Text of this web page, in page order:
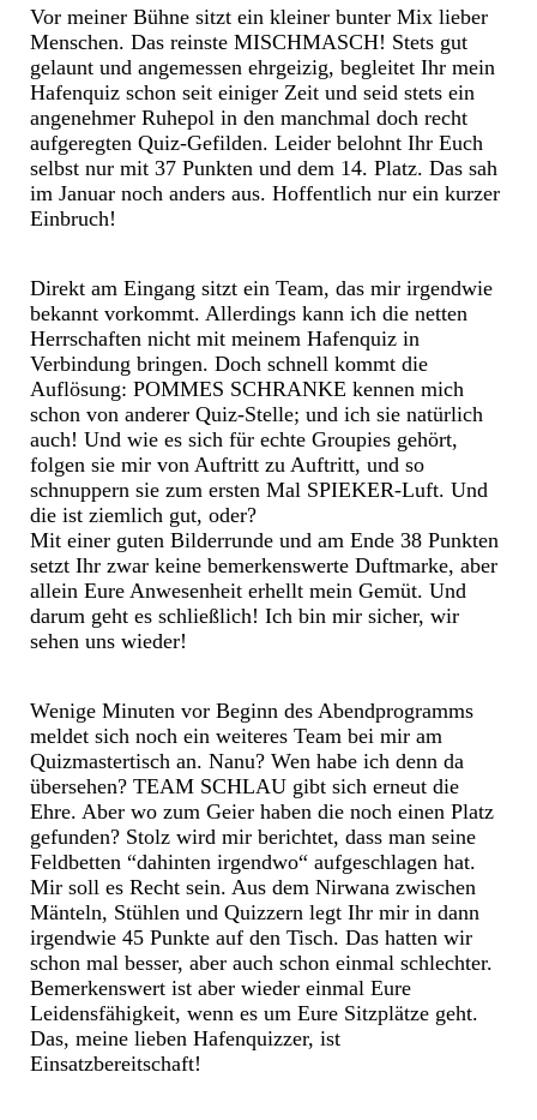
Vor meiner Bühne sitzt ein kleiner bunter Mix lieber
Menschen. Das reinste MISCHMASCH! Stets gut
gelaunt und angemessen ehrgeizig, begleitet Ihr mein
Hafenquiz schon seit einiger Zeit und seid stets ein
angenehmer Ruhepol in den manchmal doch recht
aufgeregten Quiz-Gefilden. Leider belohnt Ihr Euch
selbst nur mit 37 Punkten und dem 14. Platz. Das sah
im Januar noch anders aus. Hoffentlich nur ein kurzer
Einbruch!
Direkt am Eingang sitzt ein Team, das mir irgendwie
bekannt vorkommt. Allerdings kann ich die netten
Herrschaften nicht mit meinem Hafenquiz in
Verbindung bringen. Doch schnell kommt die
Auflösung: POMMES SCHRANKE kennen mich
schon von anderer Quiz-Stelle; und ich sie natürlich
auch! Und wie es sich für echte Groupies gehört,
folgen sie mir von Auftritt zu Auftritt, und so
schnuppern sie zum ersten Mal SPIEKER-Luft. Und
die ist ziemlich gut, oder?
Mit einer guten Bilderrunde und am Ende 38 Punkten
setzt Ihr zwar keine bemerkenswerte Duftmarke, aber
allein Eure Anwesenheit erhellt mein Gemüt. Und
darum geht es schließlich! Ich bin mir sicher, wir
sehen uns wieder!
Wenige Minuten vor Beginn des Abendprogramms
meldet sich noch ein weiteres Team bei mir am
Quizmastertisch an. Nanu? Wen habe ich denn da
übersehen? TEAM SCHLAU gibt sich erneut die
Ehre. Aber wo zum Geier haben die noch einen Platz
gefunden? Stolz wird mir berichtet, dass man seine
Feldbetten “dahinten irgendwo“ aufgeschlagen hat.
Mir soll es Recht sein. Aus dem Nirwana zwischen
Mänteln, Stühlen und Quizzern legt Ihr mir in dann
irgendwie 45 Punkte auf den Tisch. Das hatten wir
schon mal besser, aber auch schon einmal schlechter.
Bemerkenswert ist aber wieder einmal Eure
Leidensfähigkeit, wenn es um Eure Sitzplätze geht.
Das, meine lieben Hafenquizzer, ist
Einsatzbereitschaft!